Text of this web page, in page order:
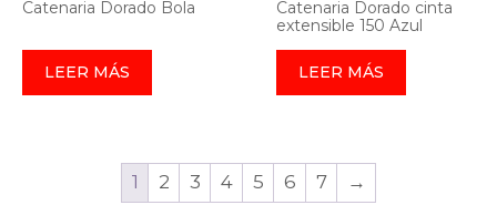
Catenaria Dorado Bola
LEER MÁS
Catenaria Dorado cinta
extensible 150 Azul
LEER MÁS
1 2 3 4 5 6 7 →